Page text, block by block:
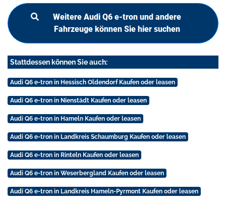
Weitere Audi Q6 e-tron und andere
Fahrzeuge können Sie hier suchen
Stattdessen können Sie auch:
Audi Q6 e-tron in Hessisch Oldendorf Kaufen oder leasen
Audi Q6 e-tron in Nienstädt Kaufen oder leasen
Audi Q6 e-tron in Hameln Kaufen oder leasen
Audi Q6 e-tron in Landkreis Schaumburg Kaufen oder leasen
Audi Q6 e-tron in Rinteln Kaufen oder leasen
Audi Q6 e-tron in Weserbergland Kaufen oder leasen
Audi Q6 e-tron in Landkreis Hameln-Pyrmont Kaufen oder leasen